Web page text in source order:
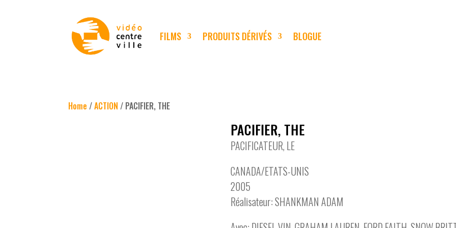
FILMS PRODUITS DÉRIVÉS BLOGUE
Home /ACTION / PACIFIER, THE
PACIFIER, THE
PACIFICATEUR, LE
CANADA/ETATS-UNIS
2005
Réalisateur: SHANKMAN ADAM